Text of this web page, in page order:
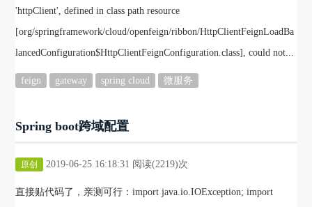
'httpClient', defined in class path resource
[org/springframework/cloud/openfeign/ribbon/HttpClientFeignLoadBa
lancedConfiguration$HttpClientFeignConfiguration.class], could not...
feign gateway spring cloud 微服务
Spring boot跨域配置
原创 2019-06-25 16:18:31 阅读(2219)次
直接贴代码了，亲测可行：import java.io.IOException; import